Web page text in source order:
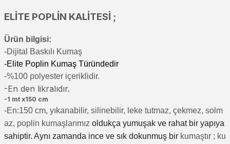
ELİTE POPLİN KALİTESİ ;
Ürün bilgisi:
-Dijital Baskılı Kumaş
-Elite Poplin Kumaş Türündedir
-%100 polyester içeriklidir.
-En den likralıdır.
-1 mt x150 cm
-En:150 cm, yıkanabilir, silinebilir, leke tutmaz, çekmez, solm
az, poplin kumaşlarımız oldukça yumuşak ve rahat bir yapıya
sahiptir. Aynı zamanda ince ve sık dokunmuş bir kumaştır ; ku